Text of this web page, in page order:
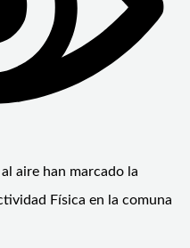
aire han marcado la
Física en la comuna